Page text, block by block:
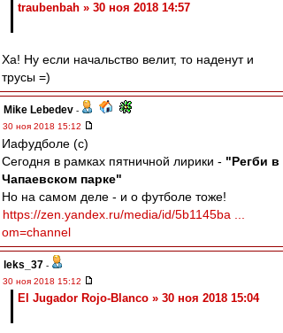
traubenbah » 30 ноя 2018 14:57
Ха! Ну если начальство велит, то наденут и
трусы =)
Mike Lebedev -
30 ноя 2018 15:12
Иафудболе (с)
Сегодня в рамках пятничной лирики - "Регби в
Чапаевском парке"
Но на самом деле - и о футболе тоже!
https://zen.yandex.ru/media/id/5b1145ba ...
om=channel
leks_37 -
30 ноя 2018 15:12
El Jugador Rojo-Blanco » 30 ноя 2018 15:04